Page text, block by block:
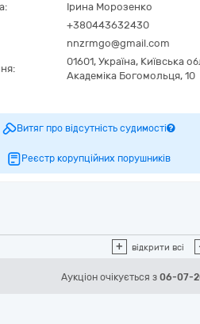
Ірина Морозенко
+380443632430
nnzrmgo@gmail.com
01601, Україна, Київська
Академіка Богомольця, 10
Витяг про відсутність судимості
Реєстр корупційних порушників
+ відкрити всі
Аукціон очікується з 06-07-